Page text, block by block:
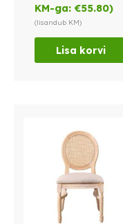
KM-ga:€55.80)
(lisandub KM)
Lisa korvi